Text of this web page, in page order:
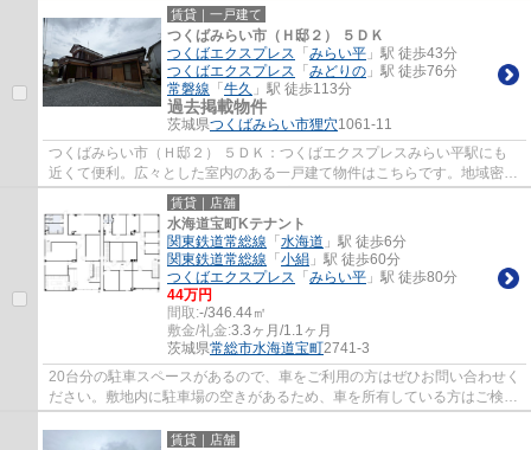
賃貸｜一戸建て
つくばみらい市（Ｈ邸２） ５ＤＫ
つくばエクスプレス 「 みらい平 」駅 徒歩43分
つくばエクスプレス 「 みどりの 」駅 徒歩76分
常磐線 「 牛久 」駅 徒歩113分
過去掲載物件
茨城県つくばみらい市狸穴1061-11
つくばみらい市（Ｈ邸２） ５ＤＫ：つくばエクスプレスみらい平駅にも
近くて便利。広々とした室内のある一戸建て物件はこちらです。地域密着
の当社一押しの物件はつくばエクスプレスみ...
賃貸｜店舗
水海道宝町Kテナント
関東鉄道常総線 「 水海道 」駅 徒歩6分
関東鉄道常総線 「 小絹 」駅 徒歩60分
つくばエクスプレス 「 みらい平 」駅 徒歩80分
44万円
間取:-/346.44㎡
敷金/礼金:3.3ヶ月/1.1ヶ月
茨城県常総市水海道宝町2741-3
20台分の駐車スペースがあるので、車をご利用の方はぜひお問い合わせく
ださい。敷地内に駐車場の空きがあるため、車を所有している方はご検討
ください。初期費用はカードで決済いただ...
賃貸｜店舗